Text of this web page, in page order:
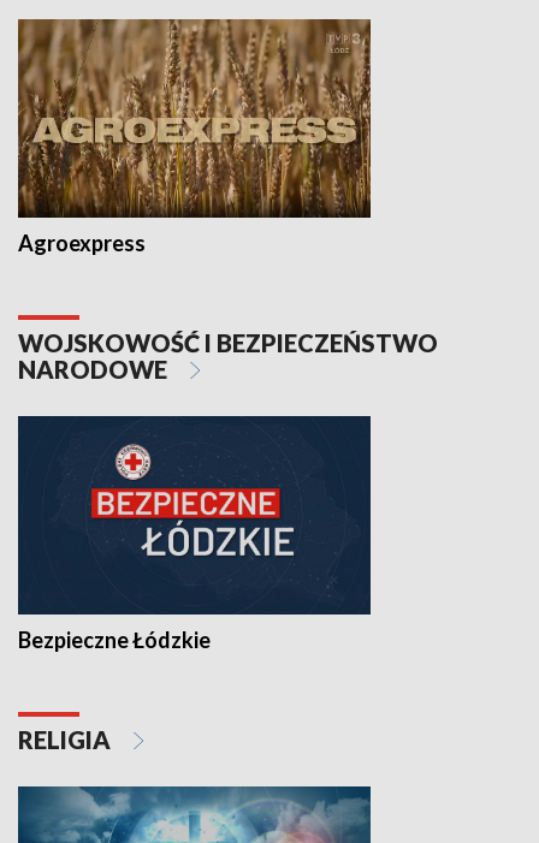
Agroexpress
WOJSKOWOŚĆ I BEZPIECZEŃSTWO
NARODOWE
Bezpieczne Łódzkie
RELIGIA